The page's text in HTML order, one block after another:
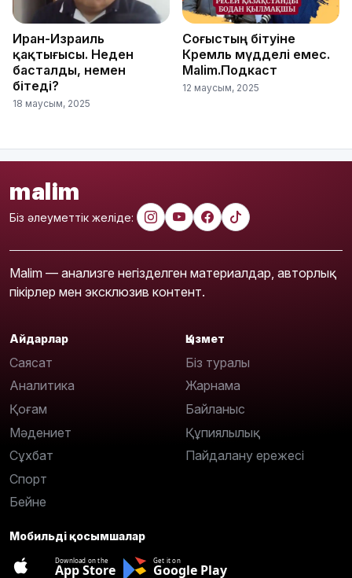
Иран-Израиль
қақтығысы. Неден
басталды, немен
бітеді?
18 маусым, 2025
Соғыстың бітуіне
Кремль мүдделі емес.
Malim.Подкаст
12 маусым, 2025
malim
Біз әлеуметтік желіде:
Malim — анализге негізделген материалдар, авторлық
пікірлер мен эксклюзив контент.
Айдарлар
Саясат
Аналитика
Қоғам
Мәдениет
Сұхбат
Спорт
Бейне
Қызмет
Біз туралы
Жарнама
Байланыс
Құпиялылық
Пайдалану ережесі
Мобильді қосымшалар
Download on the
App Store
Get it on
Google Play